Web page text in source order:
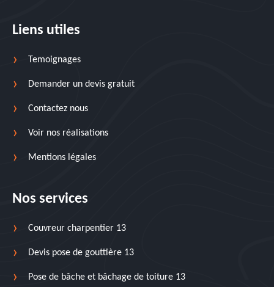
Liens utiles
Temoignages
Demander un devis gratuit
Contactez nous
Voir nos réalisations
Mentions légales
Nos services
Couvreur charpentier 13
Devis pose de gouttière 13
Pose de bâche et bâchage de toiture 13